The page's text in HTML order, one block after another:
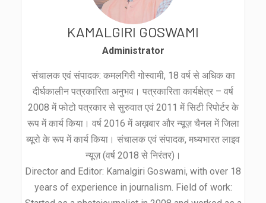
KAMALGIRI GOSWAMI
Administrator
संचालक एवं संपादक: कमलगिरी गोस्वामी, 18 वर्ष से अधिक का
दीर्घकालीन पत्रकारिता अनुभव। पत्रकारिता कार्यक्षेत्र – वर्ष
2008 में फोटो पत्रकार से सुरुवात एवं 2011 में सिटी रिपोर्टर के
रूप में कार्य किया। वर्ष 2016 में अख़बार और न्यूज़ चैनल में जिला
ब्यूरो के रूप में कार्य किया। संचालक एवं संपादक, मध्यभारत लाइव
न्यूज़ (वर्ष 2018 से निरंतर)।
Director and Editor: Kamalgiri Goswami, with over 18
years of experience in journalism. Field of work: